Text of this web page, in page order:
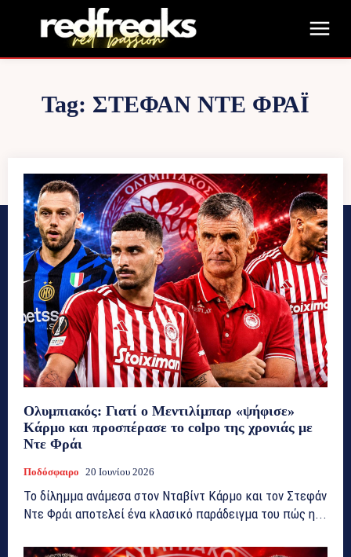
Tag: ΣΤΈΦΑΝ ΝΤΕ ΦΡΆΙ
Ολυμπιακός: Γιατί ο Μεντιλίμπαρ «ψήφισε»
Κάρμο και προσπέρασε το colpo της χρονιάς με
Ντε Φράι
Ποδόσφαιρο 20 Ιουνίου 2026
Το δίλημμα ανάμεσα στον Νταβίντ Κάρμο και τον Στεφάν
Ντε Φράι αποτελεί ένα κλασικό παράδειγμα του πώς η...